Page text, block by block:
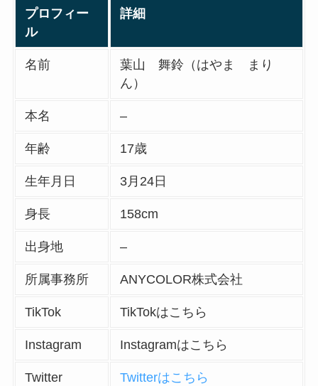
プロフィー
ル
詳細
名前
葉山 舞鈴（はやま まり
ん）
本名 –
年齢 17歳
生年月日 3月24日
身長 158cm
出身地 –
所属事務所 ANYCOLOR株式会社
TikTok TikTokはこちら
Instagram Instagramはこちら
Twitter Twitterはこちら